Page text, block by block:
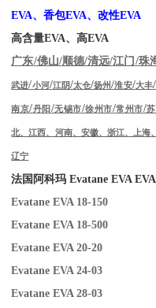
EVA、香包EVA、改性EVA
高含量EVA、高EVA
广东/佛山/顺德/清远/江门 /珠
武进/小河 /江阴/太仓/扬州/淮安/大丰/
南京/丹阳 /无锡市/徐州市/常州市/
北、江西、河南、安徽、浙江、上海
辽宁
法国阿科玛 Evatane EVA
Evatane EVA 18-150
Evatane EVA 18-500
Evatane EVA 20-20
Evatane EVA 24-03
Evatane EVA 28-03